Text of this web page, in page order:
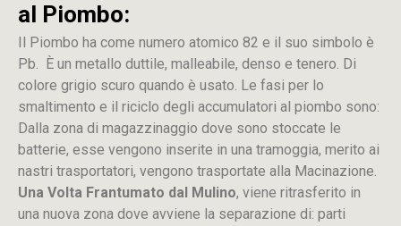
al Piombo:
Il Piombo ha come numero atomico 82 e il suo simbolo è
Pb. È un metallo duttile, malleabile, denso e tenero. Di
colore grigio scuro quando è usato. Le fasi per lo
smaltimento e il riciclo degli accumulatori al piombo sono:
Dalla zona di magazzinaggio dove sono stoccate le
batterie, esse vengono inserite in una tramoggia, merito ai
nastri trasportatori, vengono trasportate alla Macinazione.
Una Volta Frantumato dal Mulino, viene ritrasferito in
una nuova zona dove avviene la separazione di: parti